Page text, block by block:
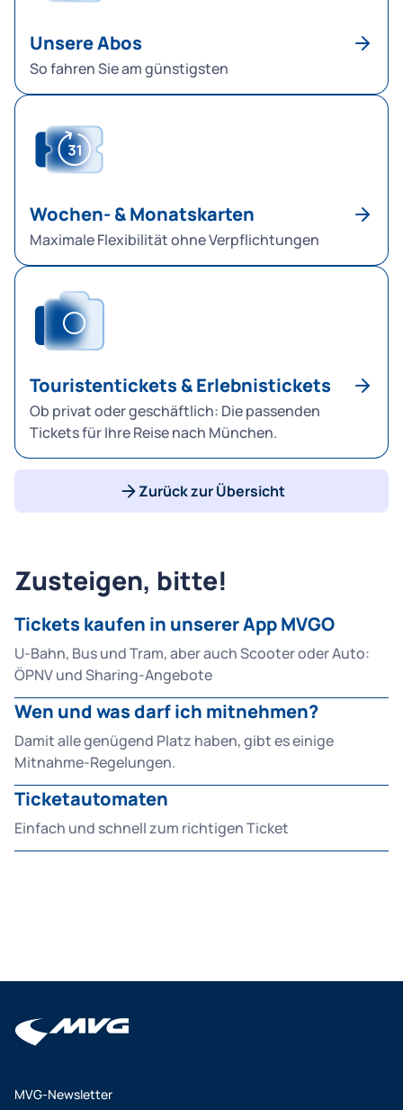
Unsere Abos
So fahren Sie am günstigsten
Wochen- & Monatskarten
Maximale Flexibilität ohne Verpflichtungen
Touristentickets & Erlebnistickets
Ob privat oder geschäftlich: Die passenden
Tickets für Ihre Reise nach München.
Zurück zur Übersicht
Zusteigen, bitte!
Tickets kaufen in unserer App MVGO
U-Bahn, Bus und Tram, aber auch Scooter oder Auto:
ÖPNV und Sharing-Angebote
Wen und was darf ich mitnehmen?
Damit alle genügend Platz haben, gibt es einige
Mitnahme-Regelungen.
Ticketautomaten
Einfach und schnell zum richtigen Ticket
MVG-Newsletter